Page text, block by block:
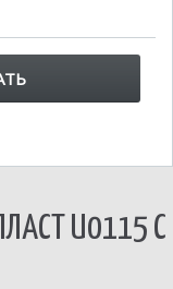
U0115 С